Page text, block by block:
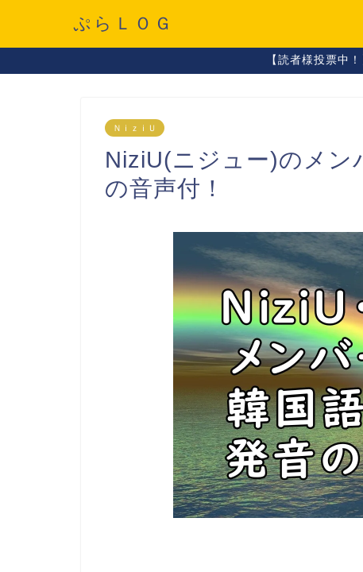
ぷらＬＯＧ
【読者様投票中
ＮｉｚｉＵ
NiziU(ニジュー)のメン
の音声付！